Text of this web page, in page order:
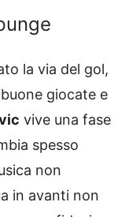
la via del gol,
giocate e
vive una fase
spesso
non
in avanti non